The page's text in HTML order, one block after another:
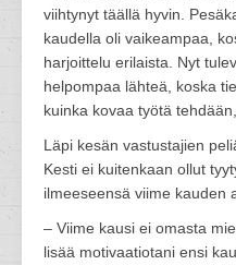
viihtynyt täällä hyvin.
kaudella oli vaikeampaa,
harjoittelu erilaista. Nyt
helpompaa lähteä, koska
kuinka kovaa työtä
Läpi kesän vastustajien
Kesti ei kuitenkaan ollut
ilmeeseensä viime kauden
– Viime kausi ei omasta
lisää motivaatiotani ensi